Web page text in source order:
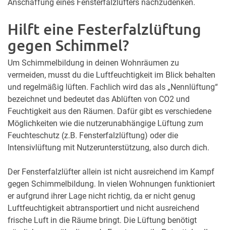
Anschaffung eines Fensterfalzlüfters nachzudenken.
Hilft eine Festerfalzlüftung
gegen Schimmel?
Um Schimmelbildung in deinen Wohnräumen zu
vermeiden, musst du die Luftfeuchtigkeit im Blick behalten
und regelmäßig lüften. Fachlich wird das als „Nennlüftung“
bezeichnet und bedeutet das Ablüften von CO2 und
Feuchtigkeit aus den Räumen. Dafür gibt es verschiedene
Möglichkeiten wie die nutzerunabhängige Lüftung zum
Feuchteschutz (z.B. Fensterfalzlüftung) oder die
Intensivlüftung mit Nutzerunterstützung, also durch dich.
Der Fensterfalzlüfter allein ist nicht ausreichend im Kampf
gegen Schimmelbildung. In vielen Wohnungen funktioniert
er aufgrund ihrer Lage nicht richtig, da er nicht genug
Luftfeuchtigkeit abtransportiert und nicht ausreichend
frische Luft in die Räume bringt. Die Lüftung benötigt